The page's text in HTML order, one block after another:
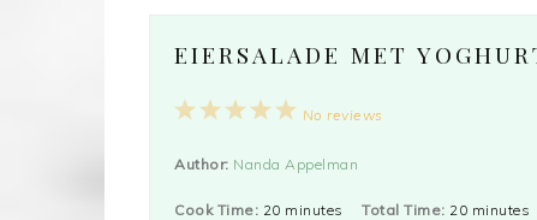
EIERSALADE MET
5
4
3
2
1
No reviews
Author: Nanda Appelman
Cook Time: 20 minutes Total Time: 20 minutes